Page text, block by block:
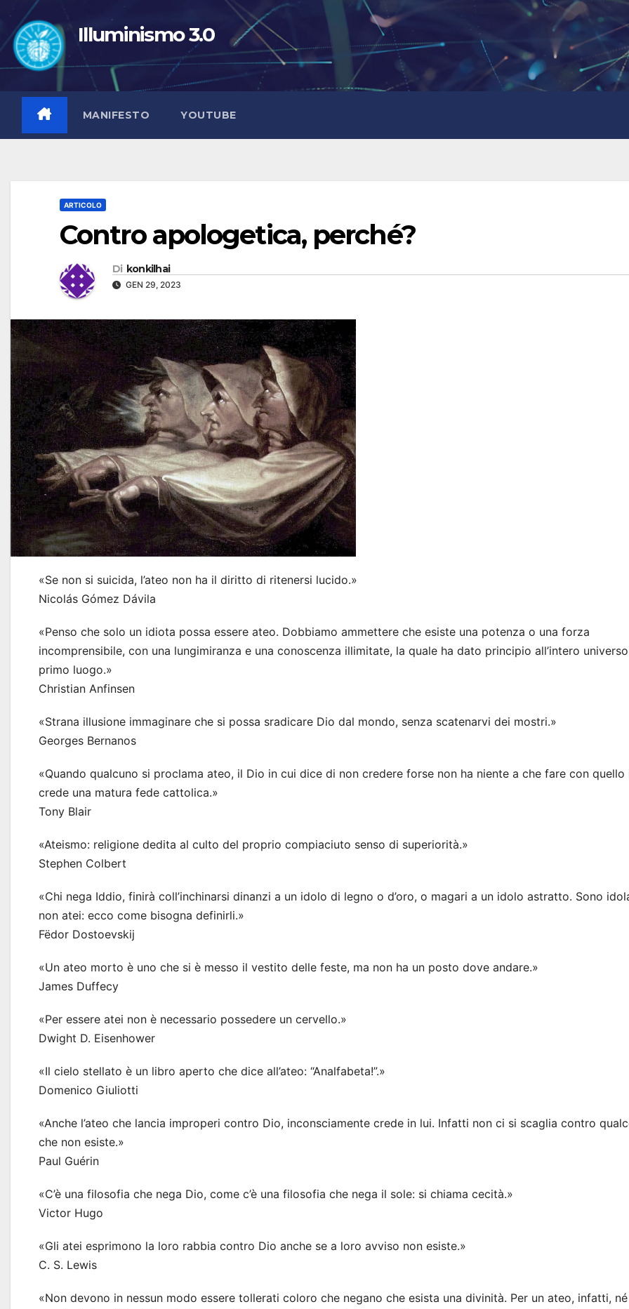
contenuto
Illuminismo 3.0
MANIFESTO YOUTUBE
ARTICOLO
Contro apologetica, perché?
Di konkilhai
GEN 29, 2023
«Se non si suicida, l’ateo non ha il diritto di ritenersi lucido.»
Nicolás Gómez Dávila
«Penso che solo un idiota possa essere ateo. Dobbiamo ammettere che esiste una potenza o una forza
incomprensibile, con una lungimiranza e una conoscenza illimitate, la quale ha dato principio all’intero
primo luogo.»
Christian Anfinsen
«Strana illusione immaginare che si possa sradicare Dio dal mondo, senza scatenarvi dei mostri.»
Georges Bernanos
«Quando qualcuno si proclama ateo, il Dio in cui dice di non credere forse non ha niente a che fare con quello
crede una matura fede cattolica.»
Tony Blair
«Ateismo: religione dedita al culto del proprio compiaciuto senso di superiorità.»
Stephen Colbert
«Chi nega Iddio, finirà coll’inchinarsi dinanzi a un idolo di legno o d’oro, o magari a un idolo astratto. Sono
non atei: ecco come bisogna definirli.»
Fëdor Dostoevskij
«Un ateo morto è uno che si è messo il vestito delle feste, ma non ha un posto dove andare.»
James Duffecy
«Per essere atei non è necessario possedere un cervello.»
Dwight D. Eisenhower
«Il cielo stellato è un libro aperto che dice all’ateo: “Analfabeta!”.»
Domenico Giuliotti
«Anche l’ateo che lancia improperi contro Dio, inconsciamente crede in lui. Infatti non ci si scaglia contro
che non esiste.»
Paul Guérin
«C’è una filosofia che nega Dio, come c’è una filosofia che nega il sole: si chiama cecità.»
Victor Hugo
«Gli atei esprimono la loro rabbia contro Dio anche se a loro avviso non esiste.»
C. S. Lewis
«Non devono in nessun modo essere tollerati coloro che negano che esista una divinità. Per un ateo, infatti,